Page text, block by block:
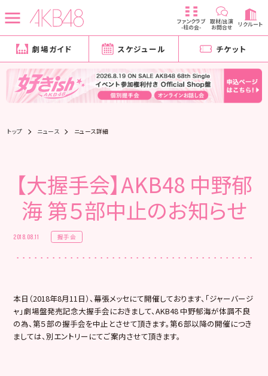
ファンクラブ
-柱の会-
取材/出演
お問合せ リクルート
劇場ガイド スケジュール チケット
トップ ニュース ニュース詳細
【大握手会】AKB48 中野郁
海 第５部中止のお知らせ
2018.08.11 握手会
本日（2018年8月11日）、幕張メッセにて開催しております、「ジャーバージ
ャ」劇場盤発売記念大握手会におきまして、AKB48 中野郁海が体調不良
の為、第５部の握手会を中止とさせて頂きます。第６部以降の開催につき
ましては、別エントリーにてご案内させて頂きます。